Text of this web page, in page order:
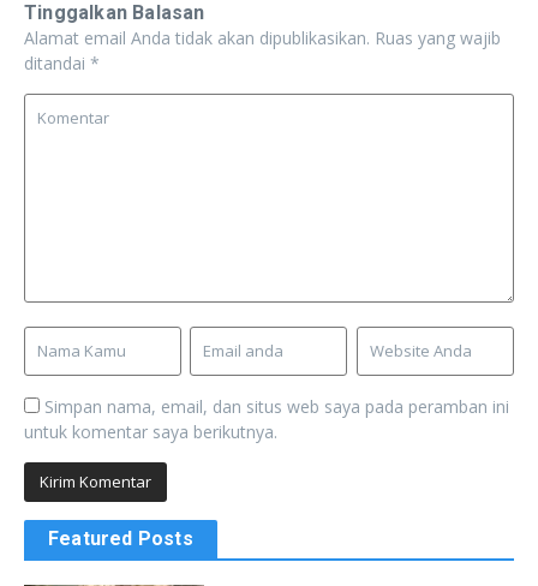
Tinggalkan Balasan
Alamat email Anda tidak akan dipublikasikan. Ruas yang wajib
ditandai *
Simpan nama, email, dan situs web saya pada peramban ini
untuk komentar saya berikutnya.
Featured Posts